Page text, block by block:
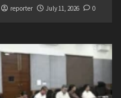
reporter July 11, 2026 0